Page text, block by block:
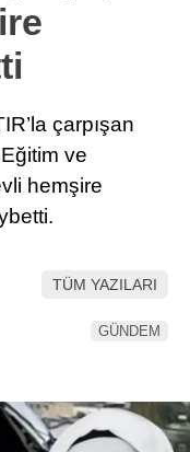
Hattı
Facebook
çarpışan
ve
hemşire
TÜM YAZILARI
GÜNDEM